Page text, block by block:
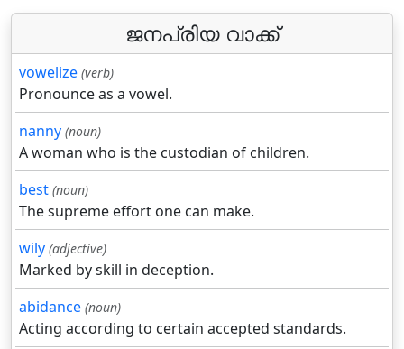
ജനപ്രിയ വാക്ക്
vowelize (verb)
Pronounce as a vowel.
nanny (noun)
A woman who is the custodian of children.
best (noun)
The supreme effort one can make.
wily (adjective)
Marked by skill in deception.
abidance (noun)
Acting according to certain accepted standards.